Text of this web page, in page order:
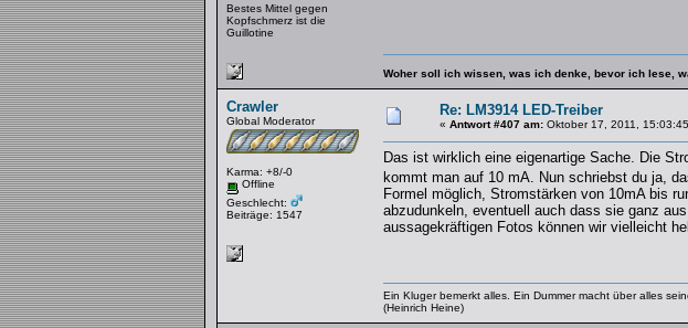
Bestes Mittel gegen
Kopfschmerz ist die
Guillotine
Woher soll ich wissen, was ich denke, bevor ich lese,
Crawler
Global Moderator
Karma: +8/-0
Offline
Geschlecht:
Beiträge: 1547
Re: LM3914 LED-Treiber
« Antwort #407 am:Oktober 17, 2011,
Das ist wirklich eine eigenartige Sache. Die
kommt man auf 10 mA. Nun schriebst du ja,
Formel möglich, Stromstärken von 10mA bis
abzudunkeln, eventuell auch dass sie ganz
aussagekräftigen Fotos können wir vielleicht
Ein Kluger bemerkt alles. Ein Dummer macht über alles
(Heinrich Heine)